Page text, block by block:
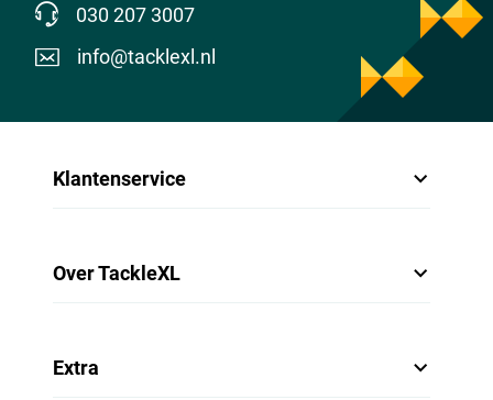
030 207 3007
info@tacklexl.nl
Klantenservice
Over TackleXL
Extra